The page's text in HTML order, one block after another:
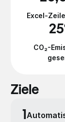
Excel-
CO₂-
Ziele
1